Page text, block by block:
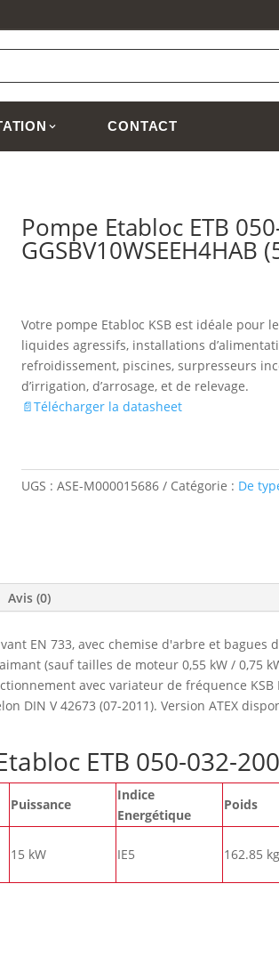
CONTACT
Pompe Etabloc ETB
GGSBV10WSEEH4HAB
Votre pompe Etabloc KSB est idéale pour
liquides agressifs, installations
refroidissement, piscines, surpresseurs
d’irrigation, d’arrosage, et de relevage.
📄Télécharger la datasheet
UGS : ASE-M000015686 Catégorie : De
Avis (0)
EN 733, avec chemise d'arbre et
(sauf tailles de moteur 0,55 kW /
avec variateur de fréquence
DIN V 42673 (07-2011). Version ATEX
ETB 050-032-
Puissance
Indice
Energétique
Poids
15 kW IE5 162.85 kg